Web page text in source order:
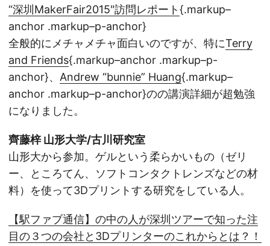
“深圳MakerFair2015"訪問レポート{.markup–
anchor .markup–p-anchor}
全般的にメチャメチャ面白いのですが、特にTerry
and Friends{.markup–anchor .markup–p-
anchor}、 Andrew “bunnie” Huang{.markup–
anchor .markup–p-anchor}のの講演詳細が超勉強
になりました。
齊藤梓 山形大学/古川研究室
山形大から参加。ゲルという柔らかいもの（ゼリ
ー、ところてん、ソフトコンタクトレンズなどの材
料）を使って3Dプリントする研究をしている人。
【駅ファブ通信】の中の人が深圳ツアーで知った注
目の３つの会社と3Dプリンターのこれからとは？！